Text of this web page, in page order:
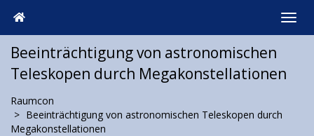
Beeinträchtigung von astronomischen
Teleskopen durch Megakonstellationen
Raumcon
Beeinträchtigung von astronomischen Teleskopen durch
Megakonstellationen